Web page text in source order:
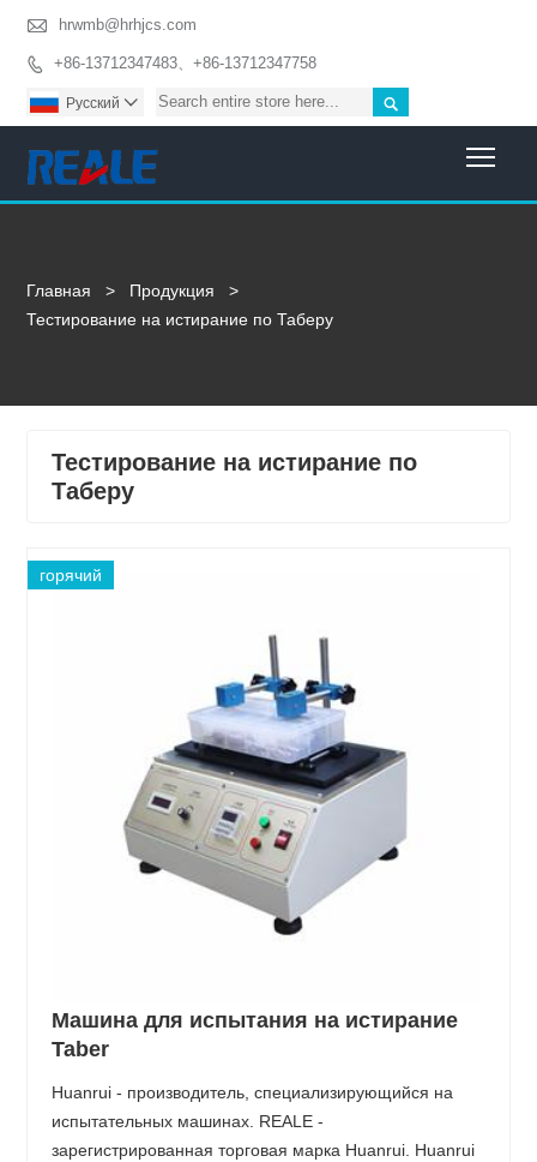
 hrwmb@hrhjcs.com
 +86-13712347483、+86-13712347758

Pусский 
Главная > Продукция
>
Тестирование на истирание по Таберу
Тестирование на истирание по
Таберу
горячий
Машина для испытания на истирание
Taber
Huanrui - производитель, специализирующийся на
испытательных машинах. REALE -
зарегистрированная торговая марка Huanrui. Huanrui